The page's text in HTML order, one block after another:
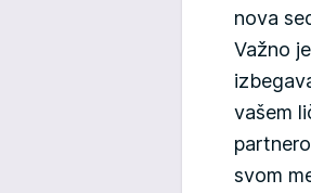
nova
Važno
vašem
svom